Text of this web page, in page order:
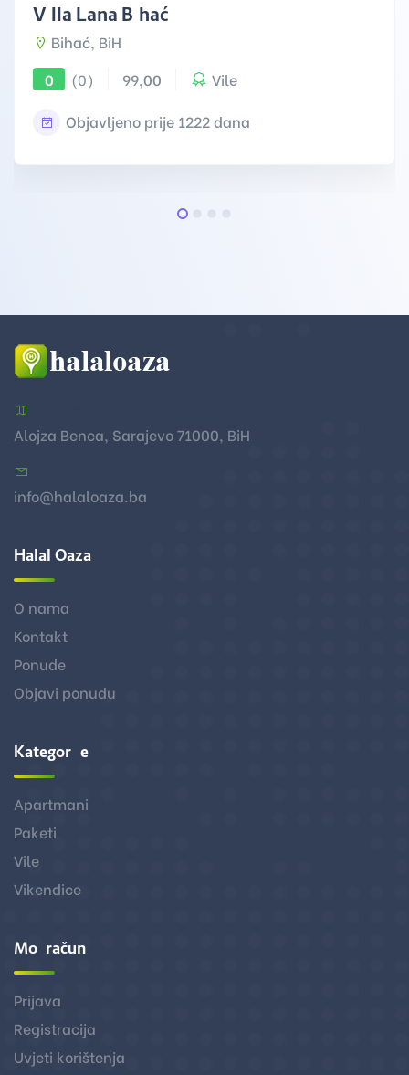
Villa Lana Bihać
Bihać, BiH
0
(0) 99,00 Vile
Objavljeno prije 1222 dana
Alojza Benca, Sarajevo 71000, BiH
info@halaloaza.ba
Halal Oaza
O nama
Kontakt
Ponude
Objavi ponudu
Kategorije
Apartmani
Paketi
Vile
Vikendice
Moj račun
Prijava
Registracija
Uvjeti korištenja